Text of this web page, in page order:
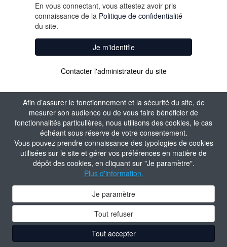
Afin d’assurer le fonctionnement et la sécurité du site, de
mesurer son audience ou de vous faire bénéficier de
fonctionnalités particulières, nous utilisons des cookies, le cas
échéant sous réserve de votre consentement.
Vous pouvez prendre connaissance des typologies de cookies
utilisées sur le site et gérer vos préférences en matière de
dépôt des cookies, en cliquant sur "Je paramètre".
Plus d'information.
Je paramètre
Tout refuser
Tout accepter
En vous connectant, vous attestez avoir pris
connaissance de la Politique de confidentialité
du site.
Je m'identifie
Contacter l'administrateur du site